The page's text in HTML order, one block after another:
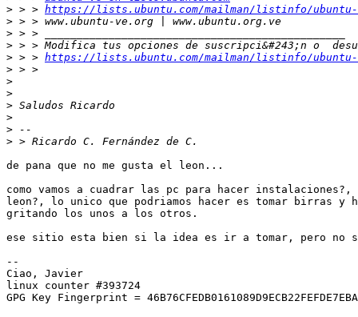
> > > https://lists.ubuntu.com/mailman/listinfo/ubuntu-
>
>
>
> > > https://lists.ubuntu.com/mailman/listinfo/ubuntu-
>
>
>
>
>
>
>
de pana que no me gusta el leon...
como vamos a cuadrar las pc para hacer
leon?, lo unico que podriamos hacer es tomar birras y
gritando los unos a los otros.
ese sitio esta bien si la idea es ir a tomar, pero no
--
Ciao, Javier
linux counter #393724
GPG Key Fingerprint =